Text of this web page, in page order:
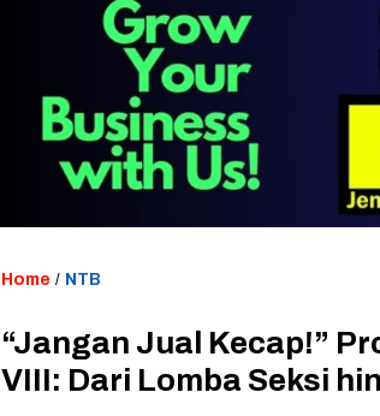
Home / NTB
“Jangan Jual Kecap!”
VIII: Dari Lomba Seksi